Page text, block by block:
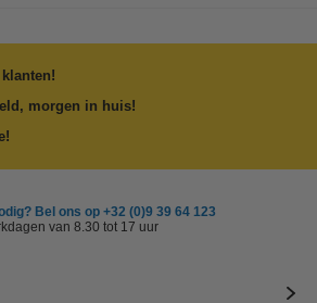
morgen in huis!
Bel ons op +32 (0)9 39 64 123
van 8.30 tot 17 uur